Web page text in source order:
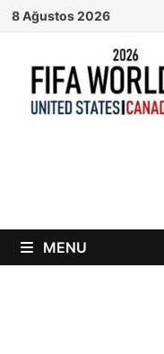
Skip
8 Ağustos 2026
MENU